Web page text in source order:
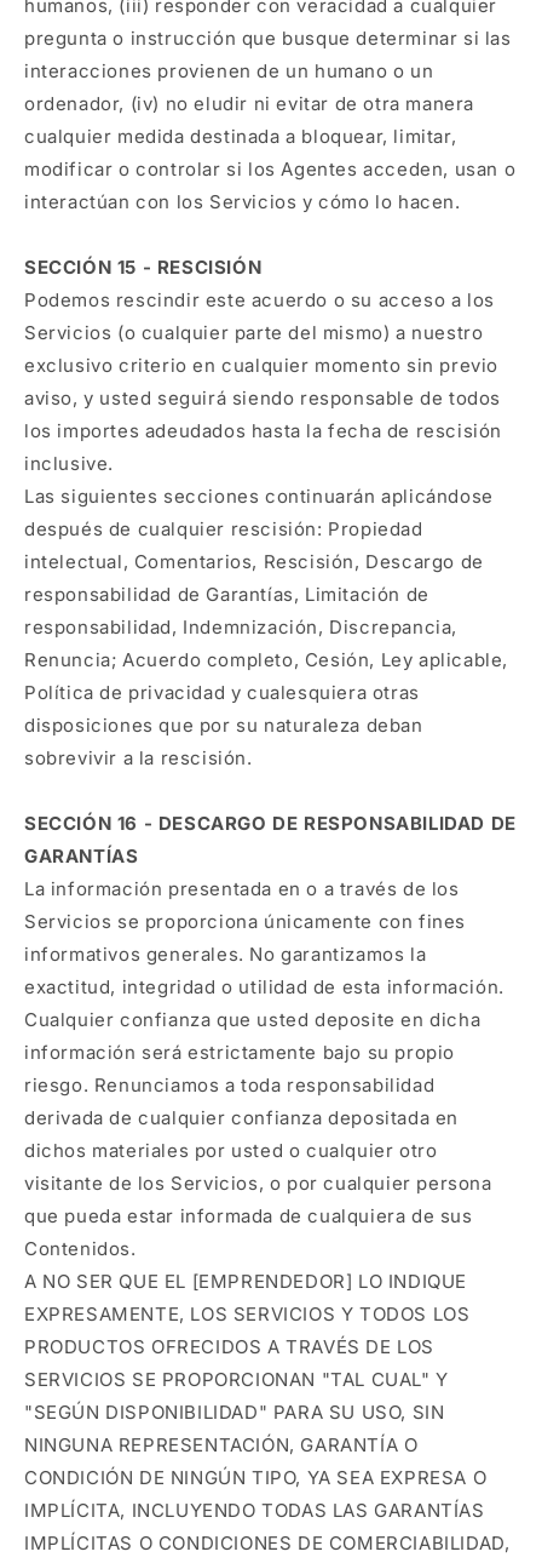
humanos, (iii) responder con veracidad a cualquier
pregunta o instrucción que busque determinar si las
interacciones provienen de un humano o un
ordenador, (iv) no eludir ni evitar de otra manera
cualquier medida destinada a bloquear, limitar,
modificar o controlar si los Agentes acceden, usan o
interactúan con los Servicios y cómo lo hacen.
SECCIÓN 15 - RESCISIÓN
Podemos rescindir este acuerdo o su acceso a los
Servicios (o cualquier parte del mismo) a nuestro
exclusivo criterio en cualquier momento sin previo
aviso, y usted seguirá siendo responsable de todos
los importes adeudados hasta la fecha de rescisión
inclusive.
Las siguientes secciones continuarán aplicándose
después de cualquier rescisión: Propiedad
intelectual, Comentarios, Rescisión, Descargo de
responsabilidad de Garantías, Limitación de
responsabilidad, Indemnización, Discrepancia,
Renuncia; Acuerdo completo, Cesión, Ley aplicable,
Política de privacidad y cualesquiera otras
disposiciones que por su naturaleza deban
sobrevivir a la rescisión.
SECCIÓN 16 - DESCARGO DE RESPONSABILIDAD DE
GARANTÍAS
La información presentada en o a través de los
Servicios se proporciona únicamente con fines
informativos generales. No garantizamos la
exactitud, integridad o utilidad de esta información.
Cualquier confianza que usted deposite en dicha
información será estrictamente bajo su propio
riesgo. Renunciamos a toda responsabilidad
derivada de cualquier confianza depositada en
dichos materiales por usted o cualquier otro
visitante de los Servicios, o por cualquier persona
que pueda estar informada de cualquiera de sus
Contenidos.
A NO SER QUE EL [EMPRENDEDOR] LO INDIQUE
EXPRESAMENTE, LOS SERVICIOS Y TODOS LOS
PRODUCTOS OFRECIDOS A TRAVÉS DE LOS
SERVICIOS SE PROPORCIONAN "TAL CUAL" Y
"SEGÚN DISPONIBILIDAD" PARA SU USO, SIN
NINGUNA REPRESENTACIÓN, GARANTÍA O
CONDICIÓN DE NINGÚN TIPO, YA SEA EXPRESA O
IMPLÍCITA, INCLUYENDO TODAS LAS GARANTÍAS
IMPLÍCITAS O CONDICIONES DE COMERCIABILIDAD,